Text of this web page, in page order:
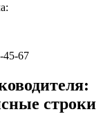
45-67
строки